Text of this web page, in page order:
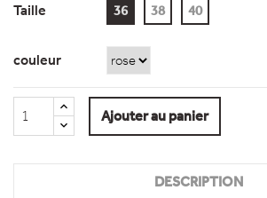
Taille 36 38 40
couleur
Ajouter au panier
DESCRIPTION